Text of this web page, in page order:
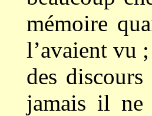
mémoire
l’avaient vu
des
jamais il